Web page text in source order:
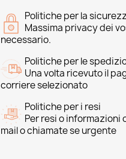
Politiche per la
Massima privacy dei
necessario.
Politiche per le
Una volta ricevuto il
corriere selezionato
Politiche per i resi
Per resi o
mail o chiamate se urgente